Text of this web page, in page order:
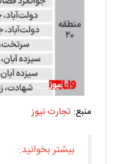
منبع: تجارت نیوز
بیشتر بخوانید: